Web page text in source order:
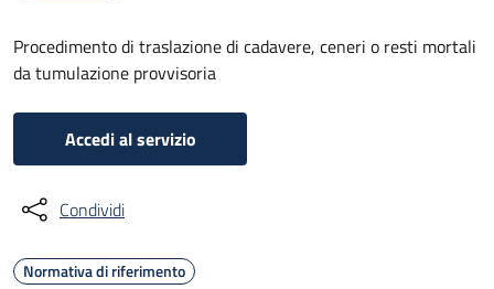
Procedimento di traslazione di cadavere, ceneri o resti mortali
da tumulazione provvisoria
Accedi al servizio
Condividi
Normativa di riferimento